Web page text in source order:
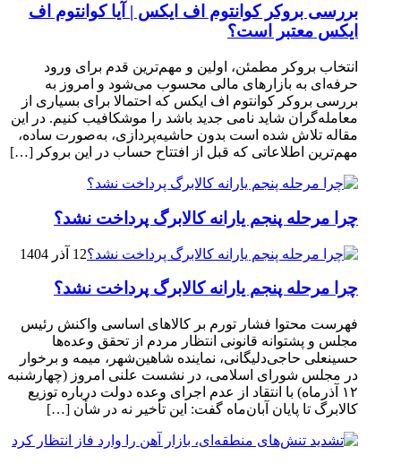
بررسی بروکر کوانتوم اف ایکس | آیا کوانتوم اف
ایکس معتبر است؟
انتخاب بروکر مطمئن، اولین و مهم‌ترین قدم برای ورود
حرفه‌ای به بازارهای مالی محسوب می‌شود و امروز به
بررسی بروکر کوانتوم اف ایکس که احتمالا برای بسیاری از
معامله‌گران شاید نامی جدید باشد را موشکافیب کنیم. در این
مقاله تلاش شده است بدون حاشیه‌پردازی، به‌صورت ساده،
مهم‌ترین اطلاعاتی که قبل از افتتاح حساب در این بروکر […]
چرا مرحله پنجم یارانه کالابرگ پرداخت نشد؟
12 آذر 1404
چرا مرحله پنجم یارانه کالابرگ پرداخت نشد؟
فهرست محتوا فشار تورم بر کالاهای اساسی واکنش رئیس
مجلس و پشتوانه قانونی انتظار مردم از تحقق وعده‌ها
حسینعلی حاجی‌دلیگانی، نماینده شاهین‌شهر، میمه و برخوار
در مجلس شورای اسلامی، در نشست علنی امروز (چهارشنبه
۱۲ آذرماه) با انتقاد از عدم اجرای وعده دولت درباره توزیع
کالابرگ تا پایان آبان‌ماه گفت: این تأخیر نه در شأن […]